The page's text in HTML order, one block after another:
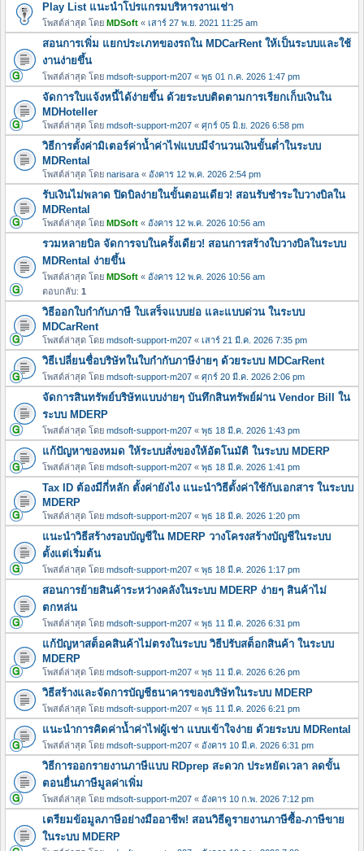
Play List แนะนำโปรแกรมบริหารงานเช่า
โพสต์ล่าสุด โดย MDSoft « เสาร์ 27 พ.ย. 2021 11:25 am
สอนการเพิ่ม แยกประเภทของรถใน MDCarRent ให้เป็นระบบและใช้
งานง่ายขึ้น
โพสต์ล่าสุด โดย mdsoft-support-m207 « พุธ 01 ก.ค. 2026 1:47 pm
จัดการใบแจ้งหนี้ได้ง่ายขึ้น ด้วยระบบติดตามการเรียกเก็บเงินใน
MDHoteller
โพสต์ล่าสุด โดย mdsoft-support-m207 « ศุกร์ 05 มิ.ย. 2026 6:58 pm
วิธีการตั้งค่ามิเตอร์ค่าน้ำค่าไฟแบบมีจำนวนเงินขั้นต่ำในระบบ
MDRental
โพสต์ล่าสุด โดย narisara « อังคาร 12 พ.ค. 2026 2:54 pm
รับเงินไม่พลาด ปิดบิลง่ายในขั้นตอนเดียว! สอนรับชำระใบวางบิลใน
MDRental
โพสต์ล่าสุด โดย MDSoft « อังคาร 12 พ.ค. 2026 10:56 am
รวมหลายบิล จัดการจบในครั้งเดียว! สอนการสร้างใบวางบิลในระบบ
MDRental ง่ายขึ้น
โพสต์ล่าสุด โดย MDSoft « อังคาร 12 พ.ค. 2026 10:56 am
ตอบกลับ: 1
วิธีออกใบกำกับภาษี ใบเสร็จแบบย่อ และแบบด่วน ในระบบ
MDCarRent
โพสต์ล่าสุด โดย mdsoft-support-m207 « เสาร์ 21 มี.ค. 2026 7:35 pm
วิธีเปลี่ยนชื่อบริษัทในใบกำกับภาษีง่ายๆ ด้วยระบบ MDCarRent
โพสต์ล่าสุด โดย mdsoft-support-m207 « ศุกร์ 20 มี.ค. 2026 2:06 pm
จัดการสินทรัพย์บริษัทแบบง่ายๆ บันทึกสินทรัพย์ผ่าน Vendor Bill ใน
ระบบ MDERP
โพสต์ล่าสุด โดย mdsoft-support-m207 « พุธ 18 มี.ค. 2026 1:43 pm
แก้ปัญหาของหมด ให้ระบบสั่งของให้อัตโนมัติ ในระบบ MDERP
โพสต์ล่าสุด โดย mdsoft-support-m207 « พุธ 18 มี.ค. 2026 1:41 pm
Tax ID ต้องมีกี่หลัก ตั้งค่ายังไง แนะนำวิธีตั้งค่าใช้กับเอกสาร ในระบบ
MDERP
โพสต์ล่าสุด โดย mdsoft-support-m207 « พุธ 18 มี.ค. 2026 1:20 pm
แนะนำวิธีสร้างรอบบัญชีใน MDERP วางโครงสร้างบัญชีในระบบ
ตั้งแต่เริ่มต้น
โพสต์ล่าสุด โดย mdsoft-support-m207 « พุธ 18 มี.ค. 2026 1:17 pm
สอนการย้ายสินค้าระหว่างคลังในระบบ MDERP ง่ายๆ สินค้าไม่
ตกหล่น
โพสต์ล่าสุด โดย mdsoft-support-m207 « พุธ 11 มี.ค. 2026 6:31 pm
แก้ปัญหาสต็อคสินค้าไม่ตรงในระบบ วิธีปรับสต็อกสินค้า ในระบบ
MDERP
โพสต์ล่าสุด โดย mdsoft-support-m207 « พุธ 11 มี.ค. 2026 6:26 pm
วิธีสร้างและจัดการบัญชีธนาคารของบริษัทในระบบ MDERP
โพสต์ล่าสุด โดย mdsoft-support-m207 « พุธ 11 มี.ค. 2026 6:21 pm
แนะนำการคิดค่าน้ำค่าไฟผู้เช่า แบบเข้าใจง่าย ด้วยระบบ MDRental
โพสต์ล่าสุด โดย mdsoft-support-m207 « อังคาร 10 มี.ค. 2026 6:31 pm
วิธีการออกรายงานภาษีแบบ RDprep สะดวก ประหยัดเวลา ลดขั้น
ตอนยื่นภาษีมูลค่าเพิ่ม
โพสต์ล่าสุด โดย mdsoft-support-m207 « อังคาร 10 ก.พ. 2026 7:12 pm
เตรียมข้อมูลภาษีอย่างมืออาชีพ! สอนวิธีดูรายงานภาษีซื้อ-ภาษีขาย
ในระบบ MDERP